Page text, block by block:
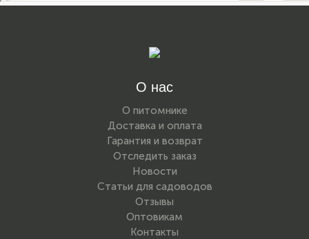
О нас
О питомнике
Доставка и оплата
Гарантия и возврат
Отследить заказ
Новости
Статьи для садоводов
Отзывы
Оптовикам
Контакты